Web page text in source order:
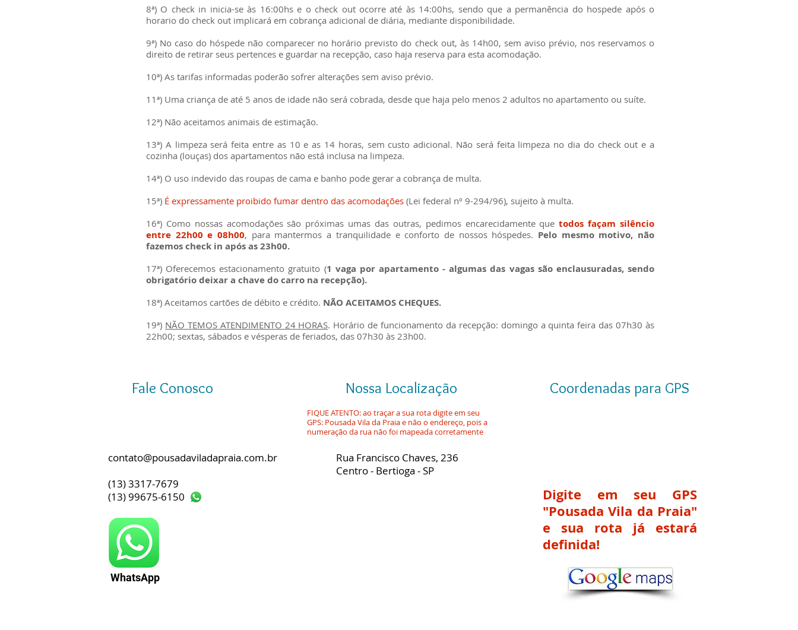
8ª) O check in inicia-se às 16:00hs e o check out ocorre até às 14:00hs, sendo que a permanência do hospede após o
horario do check out implicará em cobrança adicional de diária, mediante disponibilidade.
9ª) No caso do hóspede não comparecer no horário previsto do check out, às 14h00, sem aviso prévio, nos reservamos o
direito de retirar seus pertences e guardar na recepção, caso haja reserva para esta acomodação.
10ª) As tarifas informadas poderão sofrer alterações sem aviso prévio.
11ª) Uma criança de até 5 anos de idade não será cobrada, desde que haja pelo menos 2 adultos no apartamento ou suíte.
12ª) Não aceitamos animais de estimação.
13ª) A limpeza será feita entre as 10 e as 14 horas, sem custo adicional. Não será feita limpeza no dia do check out e a
cozinha (louças) dos apartamentos não está inclusa na limpeza.
14ª) O uso indevido das roupas de cama e banho pode gerar a cobrança de multa.
15ª) É expressamente proibido fumar dentro das acomodações (Lei federal nº 9-294/96), sujeito à multa.
16ª) Como nossas acomodações são próximas umas das outras, pedimos encarecidamente quetodos façam silêncio
entre 22h00 e 08h00, para mantermos a tranquilidade e conforto de nossos hóspedes. Pelo mesmo motivo, não
fazemos check in após as 23h00.
17ª) Oferecemos estacionamento gratuito (1 vaga por apartamento - algumas das vagas são enclausuradas, sendo
obrigatório deixar a chave do carro na recepção).
18ª) Aceitamos cartões de débito e crédito. NÃO ACEITAMOS CHEQUES.
19ª) NÃO TEMOS ATENDIMENTO 24 HORAS. Horário de funcionamento da recepção: domingo a quinta feira das 07h30 às
22h00; sextas, sábados e vésperas de feriados, das 07h30 às 23h00.
Fale Conosco Nossa Localização
FIQUE ATENTO: ao traçar a sua rota digite em seu
GPS: Pousada Vila da Praia e não o endereço, pois a
numeração da rua não foi mapeada corretamente
Coordenadas para GPS
contato@pousadaviladapraia.com.br
(13) 3317-7679
(13) 99675-6150
WhatsApp
Rua Francisco Chaves, 236
Centro - Bertioga - SP
Digite em seu GPS
"Pousada Vila da Praia"
e sua rota já estará
definida!